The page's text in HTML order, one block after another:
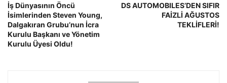
İş Dünyasının Öncü
İsimlerinden Steven Young,
Dalgakıran Grubu’nun İcra
Kurulu Başkanı ve Yönetim
Kurulu Üyesi Oldu!
DS AUTOMOBILES’DEN SIFIR
FAİZLİ AĞUSTOS
TEKLİFLERİ!